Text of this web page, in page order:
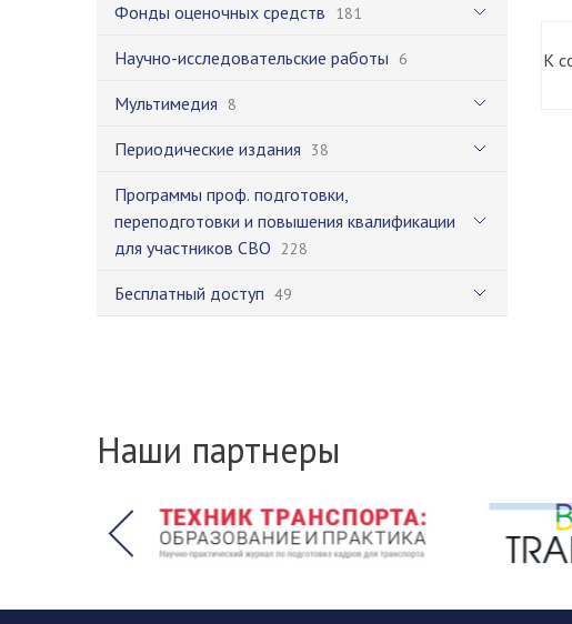
Фонды оценочных средств 181
Научно-исследовательские работы 6
Мультимедия 8
Периодические издания 38
Программы проф. подготовки,
переподготовки и повышения квалификации
для участников СВО 228
Бесплатный доступ 49
К
Наши партнеры